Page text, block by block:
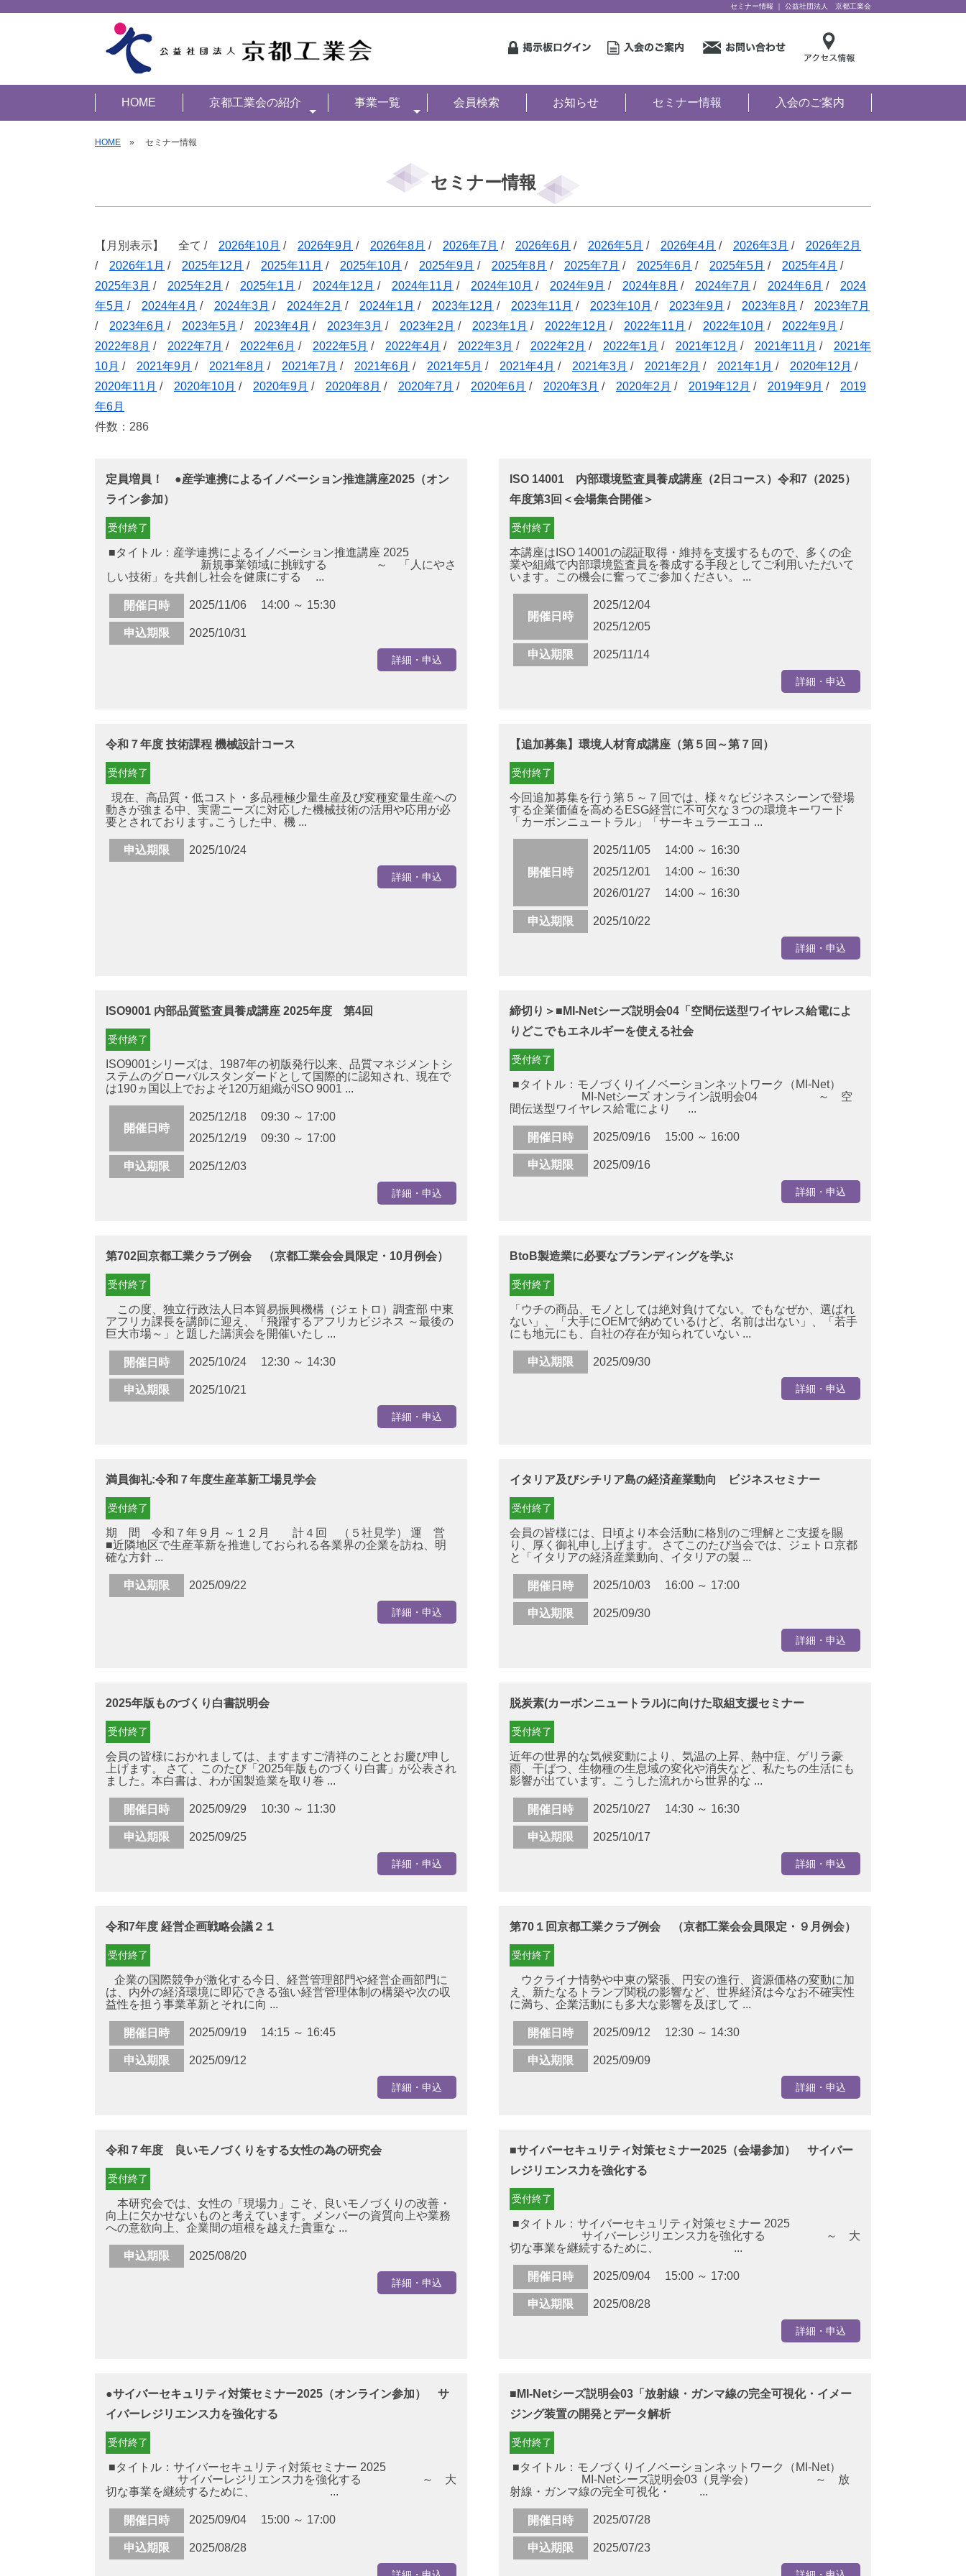
セミナー情報 ｜ 公益社団法人 京都工業会
HOME 京都工業会の紹介 事業一覧 会員検索 お知らせ セミナー情報 入会のご案内
HOME » セミナー情報
セミナー情報
【月別表示】 全て / 2026年10月 / 2026年9月 / 2026年8月 / 2026年7月 / 2026年6月 / 2026年5月 / 2026年4月 / 2026年3月 / 2026年2月
/ 2026年1月 / 2025年12月 / 2025年11月 / 2025年10月 / 2025年9月 / 2025年8月 / 2025年7月 / 2025年6月 / 2025年5月 / 2025年4月 /
2025年3月 / 2025年2月 / 2025年1月 / 2024年12月 / 2024年11月 / 2024年10月 / 2024年9月 / 2024年8月 / 2024年7月 / 2024年6月 / 2024
年5月 / 2024年4月 / 2024年3月 / 2024年2月 / 2024年1月 / 2023年12月 / 2023年11月 / 2023年10月 / 2023年9月 / 2023年8月 / 2023年7月
/ 2023年6月 / 2023年5月 / 2023年4月 / 2023年3月 / 2023年2月 / 2023年1月 / 2022年12月 / 2022年11月 / 2022年10月 / 2022年9月 /
2022年8月 / 2022年7月 / 2022年6月 / 2022年5月 / 2022年4月 / 2022年3月 / 2022年2月 / 2022年1月 / 2021年12月 / 2021年11月 / 2021年
10月 / 2021年9月 / 2021年8月 / 2021年7月 / 2021年6月 / 2021年5月 / 2021年4月 / 2021年3月 / 2021年2月 / 2021年1月 / 2020年12月 /
2020年11月 / 2020年10月 / 2020年9月 / 2020年8月 / 2020年7月 / 2020年6月 / 2020年3月 / 2020年2月 / 2019年12月 / 2019年9月 / 2019
年6月
件数：286
定員増員！ ●産学連携によるイノベーション推進講座2025（オン
ライン参加）
受付終了
■タイトル：産学連携によるイノベーション推進講座 2025
新規事業領域に挑戦する ～ 「人にやさ
しい技術」を共創し社会を健康にする ...
開催日時 2025/11/06 14:00 ～ 15:30
申込期限 2025/10/31
詳細・申込
ISO 14001 内部環境監査員養成講座（2日コース）令和7（2025）
年度第3回＜会場集合開催＞
受付終了
本講座はISO 14001の認証取得・維持を支援するもので、多くの企
業や組織で内部環境監査員を養成する手段としてご利用いただいて
います。この機会に奮ってご参加ください。 ...
開催日時
2025/12/04
2025/12/05
申込期限 2025/11/14
詳細・申込
令和７年度 技術課程 機械設計コース
受付終了
現在、高品質・低コスト・多品種極少量生産及び変種変量生産への
動きが強まる中、実需ニーズに対応した機械技術の活用や応用が必
要とされております｡こうした中、機 ...
申込期限 2025/10/24
詳細・申込
【追加募集】環境人材育成講座（第５回～第７回）
受付終了
今回追加募集を行う第５～７回では、様々なビジネスシーンで登場
する企業価値を高めるESG経営に不可欠な３つの環境キーワード
「カーボンニュートラル」「サーキュラーエコ ...
開催日時
2025/11/05 14:00 ～ 16:30
2025/12/01 14:00 ～ 16:30
2026/01/27 14:00 ～ 16:30
申込期限 2025/10/22
詳細・申込
ISO9001 内部品質監査員養成講座 2025年度 第4回
受付終了
ISO9001シリーズは、1987年の初版発行以来、品質マネジメントシ
ステムのグローバルスタンダードとして国際的に認知され、現在で
は190ヵ国以上でおよそ120万組織がISO 9001 ...
開催日時
2025/12/18 09:30 ～ 17:00
2025/12/19 09:30 ～ 17:00
申込期限 2025/12/03
詳細・申込
締切り＞■MI-Netシーズ説明会04「空間伝送型ワイヤレス給電によ
りどこでもエネルギーを使える社会
受付終了
■タイトル：モノづくりイノベーションネットワーク（MI-Net）
MI-Netシーズ オンライン説明会04 ～ 空
間伝送型ワイヤレス給電により ...
開催日時 2025/09/16 15:00 ～ 16:00
申込期限 2025/09/16
詳細・申込
第702回京都工業クラブ例会 （京都工業会会員限定・10月例会）
受付終了
この度、独立行政法人日本貿易振興機構（ジェトロ）調査部 中東
アフリカ課長を講師に迎え、「飛躍するアフリカビジネス ～最後の
巨大市場～」と題した講演会を開催いたし ...
開催日時 2025/10/24 12:30 ～ 14:30
申込期限 2025/10/21
詳細・申込
BtoB製造業に必要なブランディングを学ぶ
受付終了
「ウチの商品、モノとしては絶対負けてない。でもなぜか、選ばれ
ない」、「大手にOEMで納めているけど、名前は出ない」、「若手
にも地元にも、自社の存在が知られていない ...
申込期限 2025/09/30
詳細・申込
満員御礼:令和７年度生産革新工場見学会
受付終了
期 間 令和７年９月 ～１２月 計４回 （５社見学） 運 営
■近隣地区で生産革新を推進しておられる各業界の企業を訪ね、明
確な方針 ...
申込期限 2025/09/22
詳細・申込
イタリア及びシチリア島の経済産業動向 ビジネスセミナー
受付終了
会員の皆様には、日頃より本会活動に格別のご理解とご支援を賜
り、厚く御礼申し上げます。 さてこのたび当会では、ジェトロ京都
と「イタリアの経済産業動向、イタリアの製 ...
開催日時 2025/10/03 16:00 ～ 17:00
申込期限 2025/09/30
詳細・申込
2025年版ものづくり白書説明会
受付終了
会員の皆様におかれましては、ますますご清祥のこととお慶び申し
上げます。 さて、このたび「2025年版ものづくり白書」が公表され
ました。本白書は、わが国製造業を取り巻 ...
開催日時 2025/09/29 10:30 ～ 11:30
申込期限 2025/09/25
詳細・申込
脱炭素(カーボンニュートラル)に向けた取組支援セミナー
受付終了
近年の世界的な気候変動により、気温の上昇、熱中症、ゲリラ豪
雨、干ばつ、生物種の生息域の変化や消失など、私たちの生活にも
影響が出ています。こうした流れから世界的な ...
開催日時 2025/10/27 14:30 ～ 16:30
申込期限 2025/10/17
詳細・申込
令和7年度 経営企画戦略会議２１
受付終了
企業の国際競争が激化する今日、経営管理部門や経営企画部門に
は、内外の経済環境に即応できる強い経営管理体制の構築や次の収
益性を担う事業革新とそれに向 ...
開催日時 2025/09/19 14:15 ～ 16:45
申込期限 2025/09/12
詳細・申込
第70１回京都工業クラブ例会 （京都工業会会員限定・９月例会）
受付終了
ウクライナ情勢や中東の緊張、円安の進行、資源価格の変動に加
え、新たなるトランプ関税の影響など、世界経済は今なお不確実性
に満ち、企業活動にも多大な影響を及ぼして ...
開催日時 2025/09/12 12:30 ～ 14:30
申込期限 2025/09/09
詳細・申込
令和７年度 良いモノづくりをする女性の為の研究会
受付終了
本研究会では、女性の「現場力」こそ、良いモノづくりの改善・
向上に欠かせないものと考えています。メンバーの資質向上や業務
への意欲向上、企業間の垣根を越えた貴重な ...
申込期限 2025/08/20
詳細・申込
■サイバーセキュリティ対策セミナー2025（会場参加） サイバー
レジリエンス力を強化する
受付終了
■タイトル：サイバーセキュリティ対策セミナー 2025
サイバーレジリエンス力を強化する ～ 大
切な事業を継続するために、 ...
開催日時 2025/09/04 15:00 ～ 17:00
申込期限 2025/08/28
詳細・申込
●サイバーセキュリティ対策セミナー2025（オンライン参加） サ
イバーレジリエンス力を強化する
受付終了
■タイトル：サイバーセキュリティ対策セミナー 2025
サイバーレジリエンス力を強化する ～ 大
切な事業を継続するために、 ...
開催日時 2025/09/04 15:00 ～ 17:00
申込期限 2025/08/28
■MI-Netシーズ説明会03「放射線・ガンマ線の完全可視化・イメー
ジング装置の開発とデータ解析
受付終了
■タイトル：モノづくりイノベーションネットワーク（MI-Net）
MI-Netシーズ説明会03（見学会） ～ 放
射線・ガンマ線の完全可視化・ ...
開催日時 2025/07/28
申込期限 2025/07/23